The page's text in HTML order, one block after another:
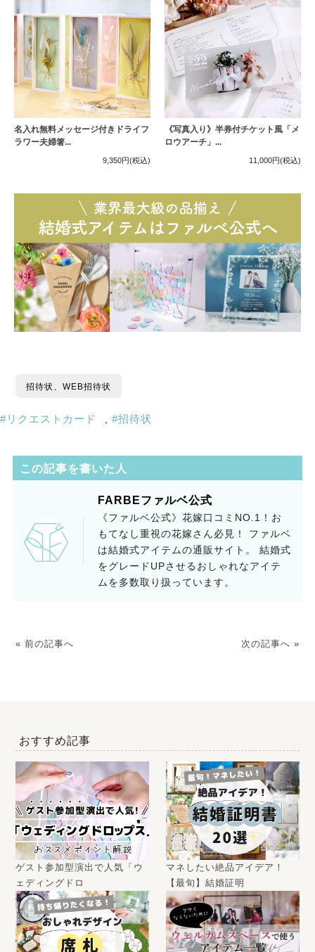
名入れ無料メッセージ付きドライフ
ラワー夫婦箸...
9,350円(税込)
《写真入り》半券付チケット風「メ
ロウアーチ」...
11,000円(税込)
招待状、WEB招待状
リクエストカード , 招待状
この記事を書いた人
FARBEファルベ公式
《ファルベ公式》花嫁口コミNO.1！お
もてなし重視の花嫁さん必見！ ファルベ
は結婚式アイテムの通販サイト。 結婚式
をグレードUPさせるおしゃれなアイテ
ムを多数取り扱っています。
« 前の記事へ 次の記事へ »
おすすめ記事
ゲスト参加型演出で人気「ウ
ェディングドロ
マネしたい絶品アイデア！
【最旬】結婚証明